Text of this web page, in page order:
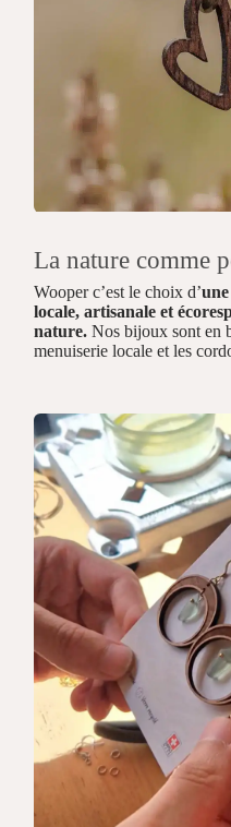
La nature comme
Wooper c’est le choix d’
locale, artisanale et
nature. Nos bijoux sont en
menuiserie locale et les